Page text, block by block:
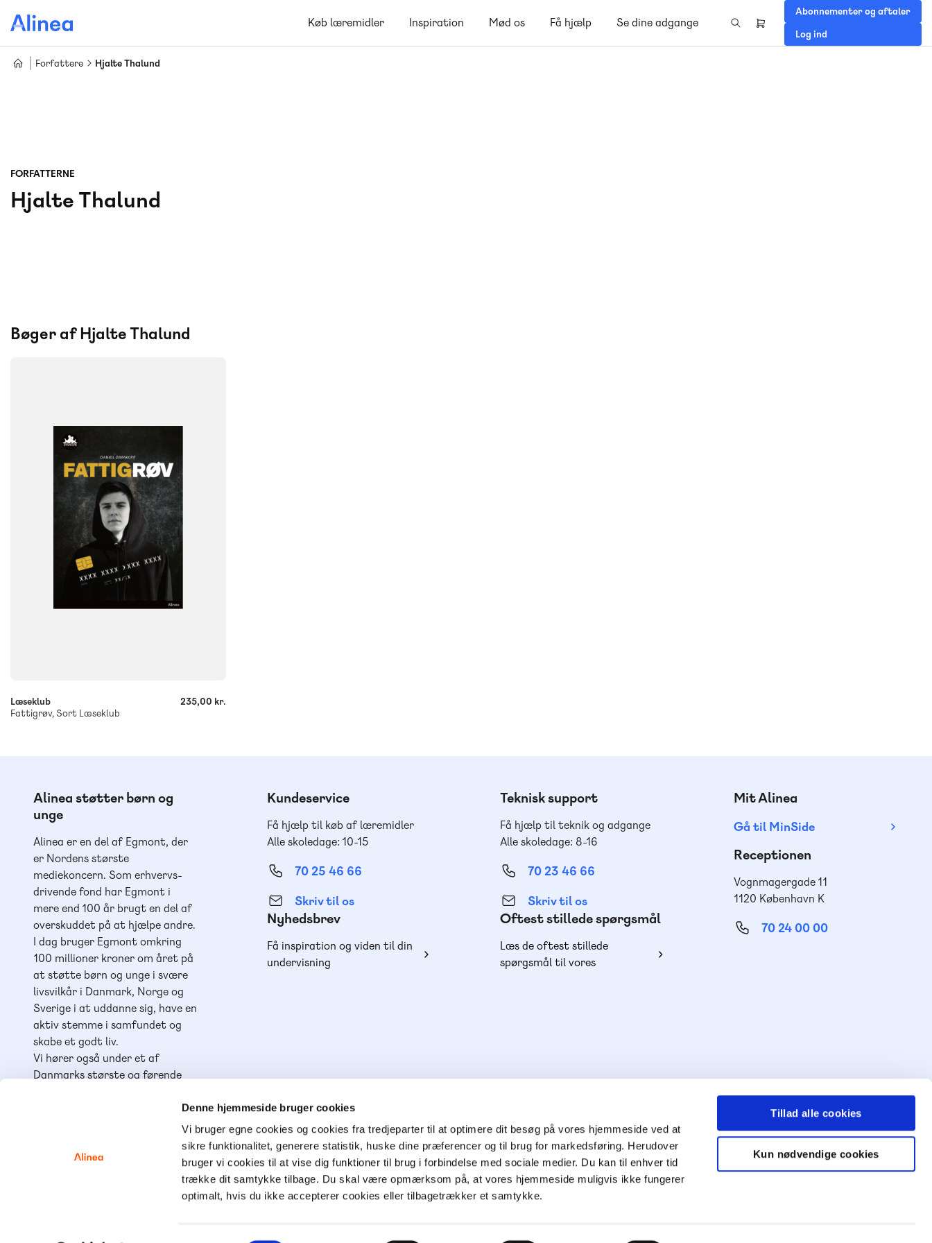
Denne hjemmeside bruger cookies
Vi bruger egne cookies og cookies fra tredjeparter til at optimere dit besøg på vores hjemmeside ved at
sikre funktionalitet, generere statistik, huske dine præferencer og til brug for markedsføring. Herudover
bruger vi cookies til at vise dig funktioner til brug i forbindelse med sociale medier. Du kan til enhver tid
trække dit samtykke tilbage. Du skal være opmærksom på, at vores hjemmeside muligvis ikke fungerer
optimalt, hvis du ikke accepterer cookies eller tilbagetrækker et samtykke.
Tillad alle cookies
Kun nødvendige cookies
hovedindhold
Køb læremidler Inspiration Mød os Få hjælp Se dine adgange
Header
Abonnementer og aftaler
Log ind
Forfattere Hjalte Thalund
FORFATTERNE
Hjalte Thalund
Bøger af Hjalte Thalund
6. klasse 7. klasse 8. klasse 9. klasse
Flergangsbog
9788723549044
Læseklub
Fattigrøv, Sort Læseklub
235,00 kr.
Alinea støtter børn og
unge
Alinea er en del af Egmont, der
er Nordens største
mediekoncern. Som erhvervs-
drivende fond har Egmont i
mere end 100 år brugt en del af
overskuddet på at hjælpe andre.
I dag bruger Egmont omkring
100 millioner kroner om året på
at støtte børn og unge i svære
livsvilkår i Danmark, Norge og
Sverige i at uddanne sig, have en
aktiv stemme i samfundet og
skabe et godt liv.
Vi hører også under et af
Danmarks største og førende
,
Ordblindetræning
Kundeservice
Få hjælp til køb af læremidler
Alle skoledage: 10-15
70 25 46 66
Skriv til os
Nyhedsbrev
Få inspiration og viden til din
undervisning
Teknisk support
Få hjælp til teknik og adgange
Alle skoledage: 8-16
70 23 46 66
Skriv til os
Oftest stillede spørgsmål
Læs de oftest stillede
spørgsmål til vores
Mit Alinea
Gå til MinSide
Receptionen
Vognmagergade 11
1120 København K
70 24 00 00
Mød
© Alinea 2026 Cookie- & privatlivspolitik CVR 76351910